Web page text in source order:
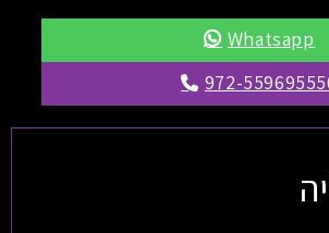
Whatsapp
972-